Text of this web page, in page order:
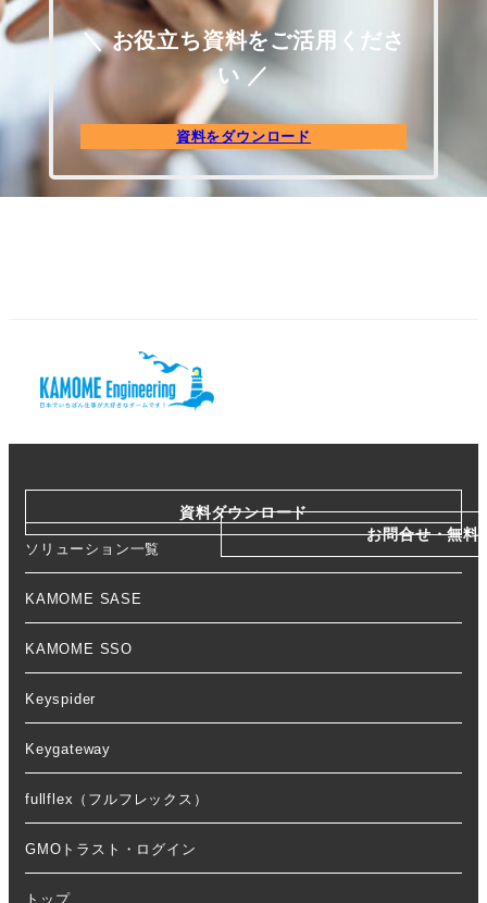
＼ お役立ち資料をご活用くださ
い ／
資料をダウンロード
資料ダウンロード
お問合せ・無料
ソリューション一覧
KAMOME SASE
KAMOME SSO
Keyspider
Keygateway
fullflex（フルフレックス）
GMOトラスト・ログイン
トップ